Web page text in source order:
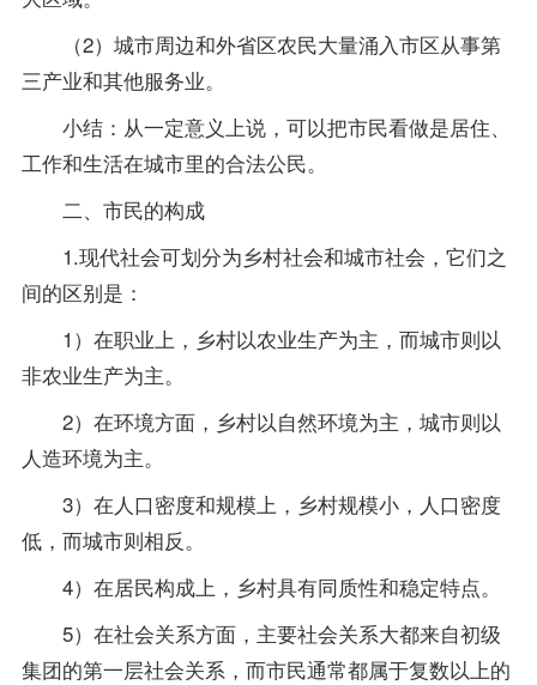
（2）城市周边和外省区农民大量涌入市区从事第
三产业和其他服务业。
小结：从一定意义上说，可以把市民看做是居住、
工作和生活在城市里的合法公民。
二、市民的构成
1.现代社会可划分为乡村社会和城市社会，它们之
间的区别是：
1）在职业上，乡村以农业生产为主，而城市则以
非农业生产为主。
2）在环境方面，乡村以自然环境为主，城市则以
人造环境为主。
3）在人口密度和规模上，乡村规模小，人口密度
低，而城市则相反。
4）在居民构成上，乡村具有同质性和稳定特点。
5）在社会关系方面，主要社会关系大都来自初级
集团的第一层社会关系，而市民通常都属于复数以上的